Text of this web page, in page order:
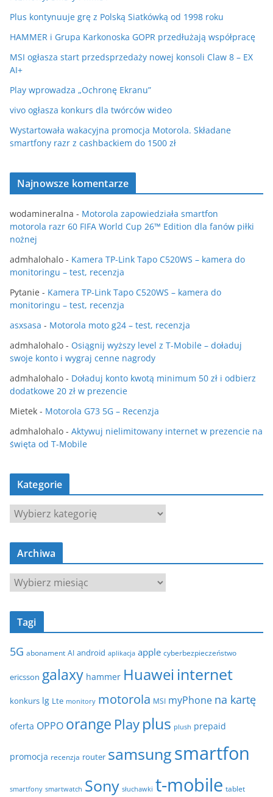
Plus kontynuuje grę z Polską Siatkówką od 1998 roku
HAMMER i Grupa Karkonoska GOPR przedłużają współpracę
MSI ogłasza start przedsprzedaży nowej konsoli Claw 8 – EX
AI+
Play wprowadza „Ochronę Ekranu”
vivo ogłasza konkurs dla twórców wideo
Wystartowała wakacyjna promocja Motorola. Składane
smartfony razr z cashbackiem do 1500 zł
Najnowsze komentarze
wodamineralna - Motorola zapowiedziała smartfon
motorola razr 60 FIFA World Cup 26™ Edition dla fanów piłki
nożnej
admhalohalo - Kamera TP-Link Tapo C520WS – kamera do
monitoringu – test, recenzja
Pytanie - Kamera TP-Link Tapo C520WS – kamera do
monitoringu – test, recenzja
asxsasa - Motorola moto g24 – test, recenzja
admhalohalo - Osiągnij wyższy level z T-Mobile – doładuj
swoje konto i wygraj cenne nagrody
admhalohalo - Doładuj konto kwotą minimum 50 zł i odbierz
dodatkowe 20 zł w prezencie
Mietek - Motorola G73 5G – Recenzja
admhalohalo - Aktywuj nielimitowany internet w prezencie na
święta od T-Mobile
Kategorie
K
a
t
g
e
Archiwa
A
r
c
w
Tagi
5G abonament AI android aplikacja apple cyberbezpieczeństwo
ericsson galaxy hammer Huawei internet
konkurs lg Lte monitory motorola MSI myPhone na kartę
oferta OPPO orange Play plus plush prepaid
promocja recenzja router samsungsmartfon
smartfony smartwatch Sony słuchawki t-mobile tablet